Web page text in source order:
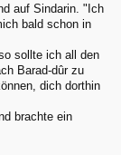
auf Sindarin. "Ich
bald schon in
sollte ich all den
Barad-dûr zu
dich dorthin
brachte ein